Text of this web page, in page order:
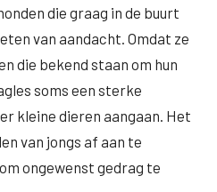
die graag in de buurt
van aandacht. Omdat ze
die bekend staan om hun
soms een sterke
kleine dieren aangaan. Het
van jongs af aan te
ongewenst gedrag te